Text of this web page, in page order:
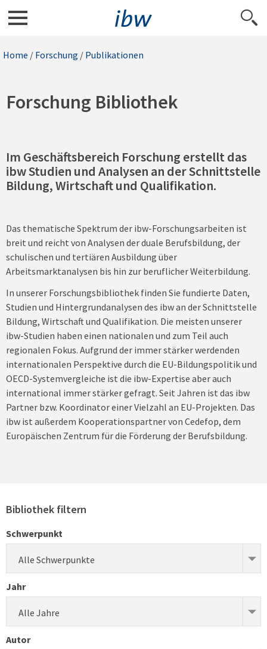
Home / Forschung / Publikationen
Forschung Bibliothek
Im Geschäftsbereich Forschung erstellt das
ibw Studien und Analysen an der Schnittstelle
Bildung, Wirtschaft und Qualifikation.
Das thematische Spektrum der ibw-Forschungsarbeiten ist
breit und reicht von Analysen der duale Berufsbildung, der
schulischen und tertiären Ausbildung über
Arbeitsmarktanalysen bis hin zur beruflicher Weiterbildung.
In unserer Forschungsbibliothek finden Sie fundierte Daten,
Studien und Hintergrundanalysen des ibw an der Schnittstelle
Bildung, Wirtschaft und Qualifikation. Die meisten unserer
ibw-Studien haben einen nationalen und zum Teil auch
regionalen Fokus. Aufgrund der immer stärker werdenden
internationalen Perspektive durch die EU-Bildungspolitik und
OECD-Systemvergleiche ist die ibw-Expertise aber auch
international immer stärker gefragt. Seit Jahren ist das ibw
Partner bzw. Koordinator einer Vielzahl an EU-Projekten. Das
ibw ist außerdem Kooperationspartner von Cedefop, dem
Europäischen Zentrum für die Förderung der Berufsbildung.
Bibliothek filtern
Schwerpunkt
Alle Schwerpunkte
Jahr
Alle Jahre
Autor